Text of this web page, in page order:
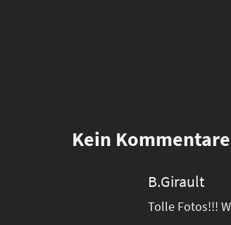
Kein
B.Girault
Tolle Fotos!!!